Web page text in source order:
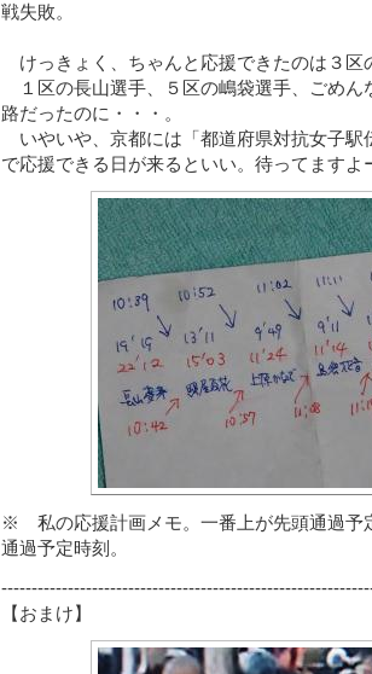
戦失敗。
けっきょく、ちゃんと応援できたのは３区
１区の長山選手、５区の嶋袋選手、ごめん
路だったのに・・・。
いやいや、京都には「都道府県対抗女子駅
で応援できる日が来るといい。待ってますよ
※ 私の応援計画メモ。一番上が先頭通過予
通過予定時刻。
【おまけ】